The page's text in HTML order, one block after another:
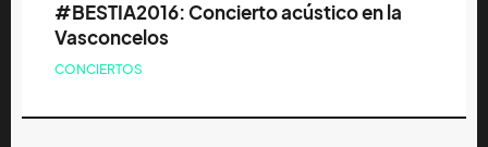
#BESTIA2016: Concierto acústico en la
Vasconcelos
CONCIERTOS